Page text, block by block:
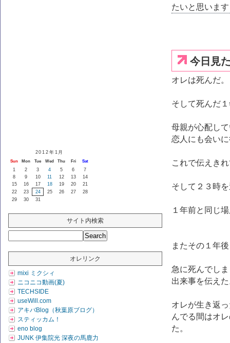
2012年1月
Sun Mon Tue Wed Thu Fri Sat
1 2 3 4 5 6
7
8
9 10 11 12 13
14
15
16 17 18 19 20
21
22
23 24 25 26 27
28
29
30 31
サイト内検索
オレリンク
mixi ミクシィ
ニコニコ動画(夏)
TECHSIDE
useWill.com
アキバBlog（秋葉原ブログ）
スティッカム！
eno blog
JUNK 伊集院光 深夜の馬鹿力
たいと思いま
今日見
オレは死んだ。
そして死んだ
母親が心配し
恋人にも会い
これで伝えき
そして２３時
１年前と同じ
またその１年
急に死んでし
出来事を伝え
オレが生き返
んでる間はオ
た。